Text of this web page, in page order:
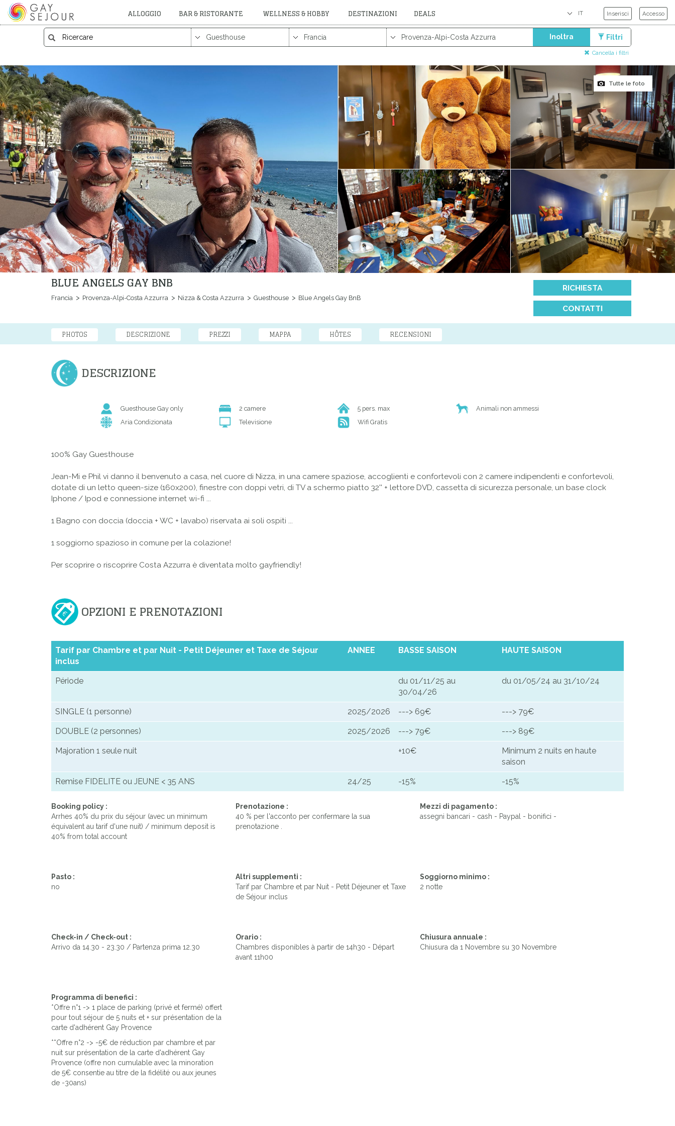
ALLOGGIO BAR & RISTORANTE WELLNESS & HOBBY DESTINAZIONI DEALS Inserisci Accesso
Inoltra Filtri
Cancella i filtri
Tutte le foto
BLUE ANGELS GAY BNB
Francia Provenza-Alpi-Costa Azzurra Nizza & Costa Azzurra Guesthouse Blue Angels Gay BnB
RICHIESTA
CONTATTI
PHOTOS DESCRIZIONE PREZZI MAPPA HÔTES RECENSIONI
DESCRIZIONE
Guesthouse Gay only 2 camere 5 pers. max
Animali non ammessi
Aria Condizionata
Televisione Wifi Gratis
100% Gay Guesthouse
Jean-Mi e Phil vi danno il benvenuto a casa, nel cuore di Nizza, in una camere spaziose, accoglienti e confortevoli con 2 camere indipendenti e confortevoli,
dotate di un letto queen-size (160x200), finestre con doppi vetri, di TV a schermo piatto 32'' + lettore DVD, cassetta di sicurezza personale, un base clock
Iphone / Ipod e connessione internet wi-fi ...
1 Bagno con doccia (doccia + WC + lavabo) riservata ai soli ospiti ...
1 soggiorno spazioso in comune per la colazione!
Per scoprire o riscoprire Costa Azzurra è diventata molto gayfriendly!
OPZIONI E PRENOTAZIONI
Tarif par Chambre et par Nuit - Petit Déjeuner et Taxe de Séjour
inclus
ANNEE BASSE SAISON HAUTE SAISON
Période
du 01/11/25 au
30/04/26
du 01/05/24 au 31/10/24
SINGLE (1 personne) 2025/2026 ---> 69€ ---> 79€
DOUBLE (2 personnes) 2025/2026 ---> 79€ ---> 89€
Majoration 1 seule nuit +10€
Minimum 2 nuits en haute
saison
Remise FIDELITE ou JEUNE < 35 ANS 24/25 -15% -15%
Booking policy :
Arrhes 40% du prix du séjour (avec un minimum
équivalent au tarif d'une nuit) / minimum deposit is
40% from total account
Prenotazione :
40 % per l'acconto per confermare la sua
prenotazione .
Mezzi di pagamento :
assegni bancari - cash - Paypal - bonifici -
Pasto :
no
Altri supplementi :
Tarif par Chambre et par Nuit - Petit Déjeuner et Taxe
de Séjour inclus
Soggiorno minimo :
2 notte
Check-in / Check-out :
Arrivo da 14.30 - 23.30 / Partenza prima 12.30
Orario :
Chambres disponibles à partir de 14h30 - Départ
avant 11h00
Chiusura annuale :
Chiusura da 1 Novembre su 30 Novembre
Programma di benefici :
*Offre n°1 -> 1 place de parking (privé et fermé) offert
pour tout séjour de 5 nuits et + sur présentation de la
carte d'adhérent Gay Provence
**Offre n°2 -> -5€ de réduction par chambre et par
nuit sur présentation de la carte d'adhérent Gay
Provence (offre non cumulable avec la minoration
de 5€ consentie au titre de la fidélité ou aux jeunes
de -30ans)